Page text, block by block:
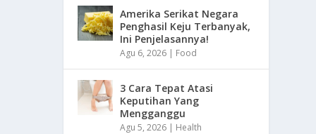
Amerika Serikat Negara
Penghasil Keju Terbanyak,
Ini Penjelasannya!
Agu 6, 2026 | Food
3 Cara Tepat Atasi
Keputihan Yang
Mengganggu
Agu 5, 2026 | Health